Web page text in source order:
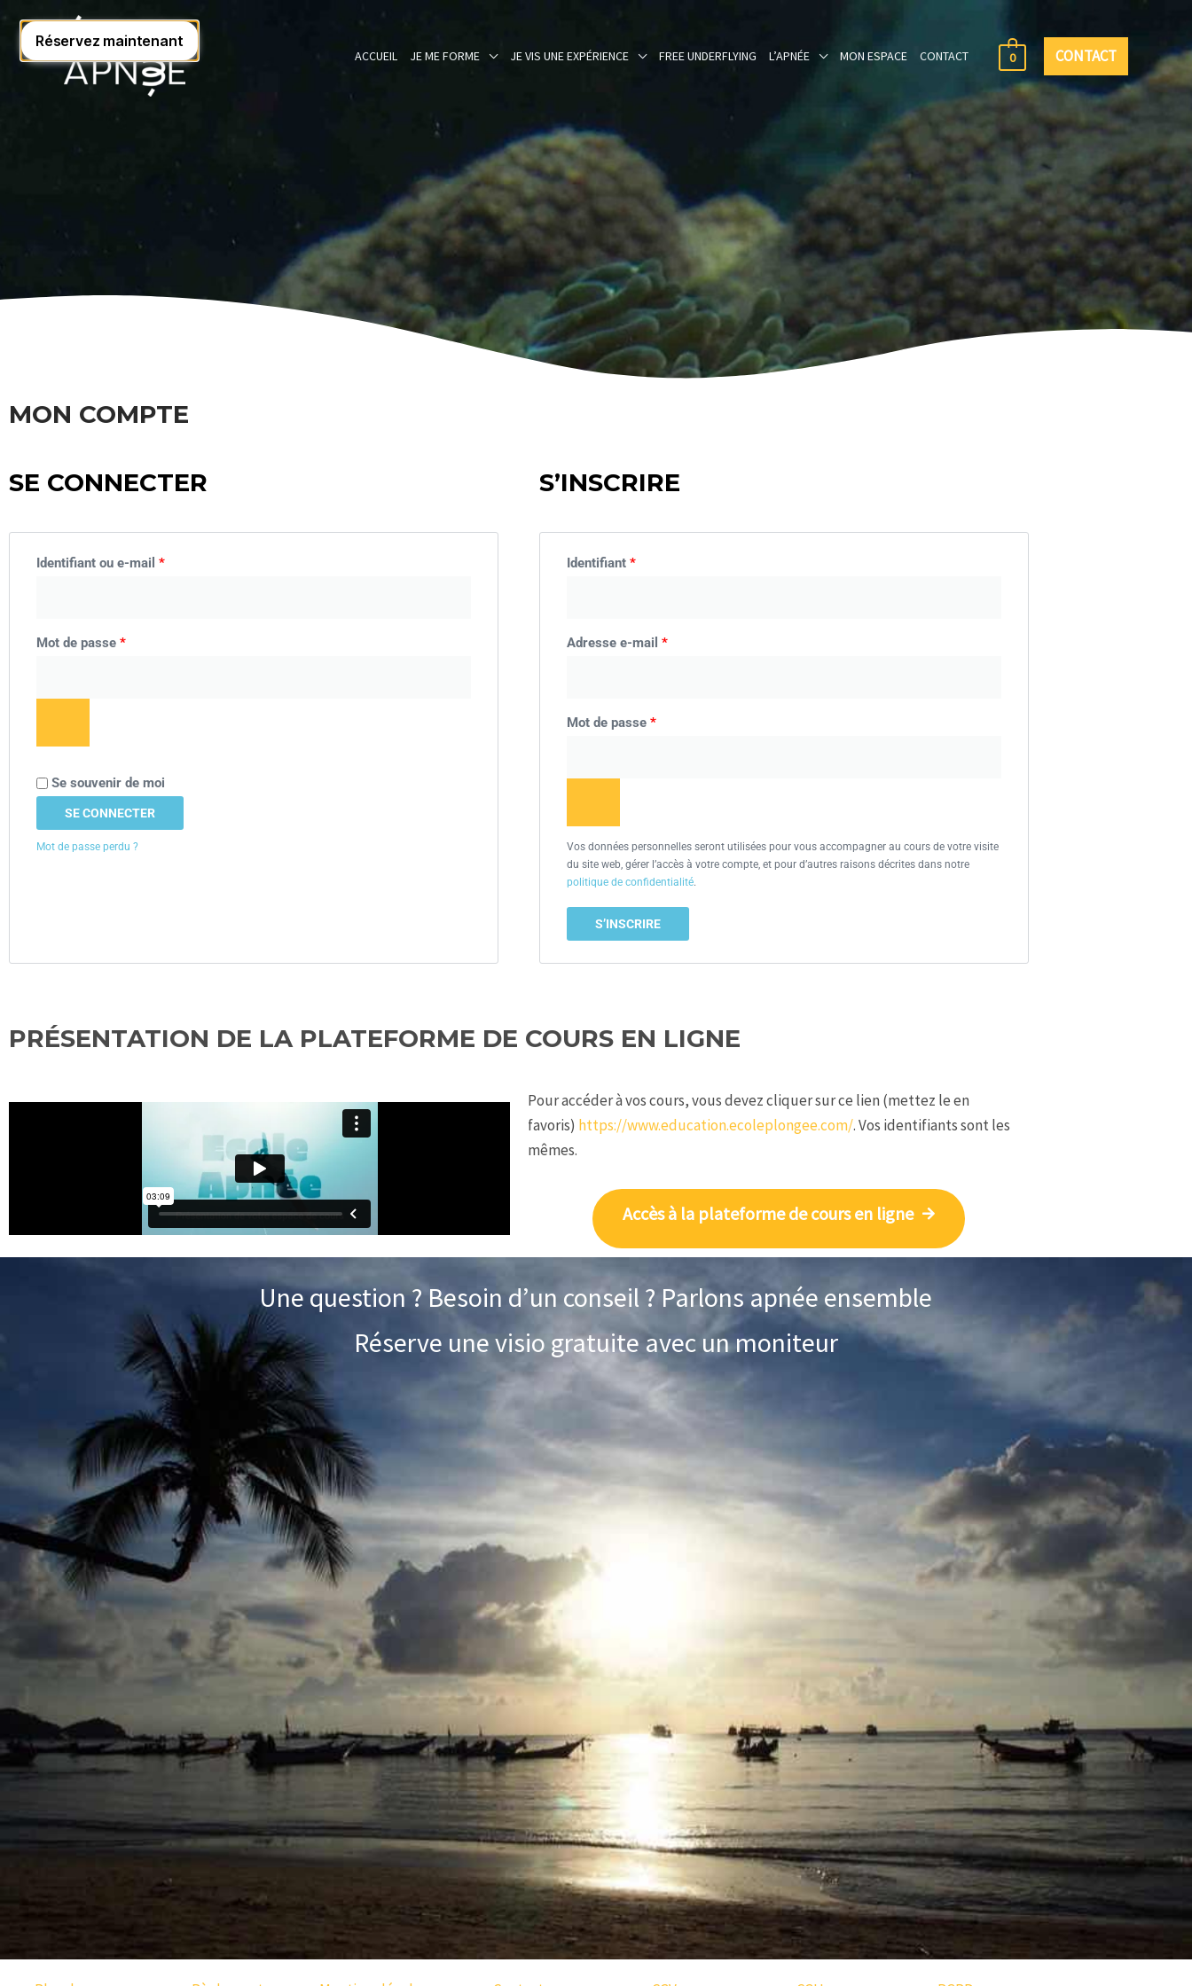
ACCUEIL JE ME FORME JE VIS UNE EXPÉRIENCE FREE UNDERFLYING L’APNÉE MON ESPACE CONTACT 0 CONTACT
MON COMPTE
SE CONNECTER
Identifiant ou e-mail *
Mot de passe *
Se souvenir de moi
SE CONNECTER
Mot de passe perdu ?
S’INSCRIRE
Identifiant *
Adresse e-mail *
Mot de passe *
Vos données personnelles seront utilisées pour vous accompagner au cours de votre visite
du site web, gérer l’accès à votre compte, et pour d’autres raisons décrites dans notre
politique de confidentialité.
S’INSCRIRE
PRÉSENTATION DE LA PLATEFORME DE COURS EN LIGNE
Pour accéder à vos cours, vous devez cliquer sur ce lien (mettez le en
favoris) https://www.education.ecoleplongee.com/. Vos identifiants sont les
mêmes.
Accès à la plateforme de cours en ligne
Une question ? Besoin d’un conseil ? Parlons apnée ensemble
Réserve une visio gratuite avec un moniteur